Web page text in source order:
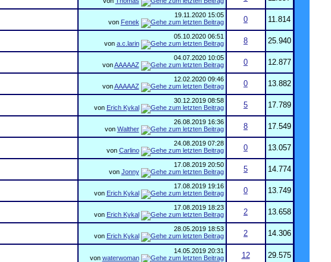
19.11.2020 15:05
von Fenek 0
11.814
05.10.2020 06:51
von a.c.larin 8
25.940
04.07.2020 10:05
vonAAAAAZ 0
12.877
12.02.2020 09:46
vonAAAAAZ 0
13.882
30.12.2019 08:58
von Erich Kykal 5
17.789
26.08.2019 16:36
von Walther 8
17.549
24.08.2019 07:28
von Carlino 0
13.057
17.08.2019 20:50
von Jonny 5
14.774
17.08.2019 19:16
von Erich Kykal 0
13.749
17.08.2019 18:23
von Erich Kykal 2
13.658
28.05.2019 18:53
von Erich Kykal 2
14.306
14.05.2019 20:31
von waterwoman 12 29.575